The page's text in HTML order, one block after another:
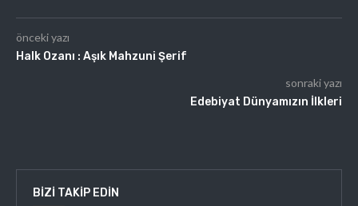
önceki yazı
Halk Ozanı : Aşık Mahzuni Şerif
sonraki yazı
Edebiyat Dünyamızın İlkleri
BIZI TAKIP EDIN